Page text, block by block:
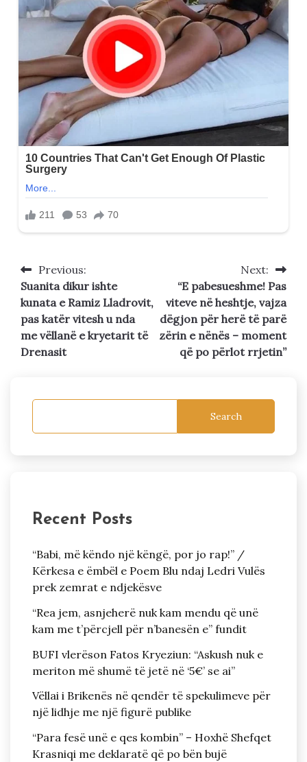
Post
navigation
Previous:
Suanita dikur ishte
kunata e Ramiz Lladrovit,
pas katër vitesh u nda
me vëllanë e kryetarit të
Drenasit
Next:
“E pabesueshme! Pas
viteve në heshtje, vajza
dëgjon për herë të parë
zërin e nënës – moment
që po përlot rrjetin”
Search
Recent Posts
“Babi, më këndo një këngë, por jo rap!” /
Kërkesa e ëmbël e Poem Blu ndaj Ledri Vulës
prek zemrat e ndjekësve
“Rea jem, asnjeherë nuk kam mendu që unë
kam me t’përcjell për n’banesën e” fundit
BUFI vlerëson Fatos Kryeziun: “Askush nuk e
meriton më shumë të jetë në ‘5€’ se ai”
Vëllai i Brikenës në qendër të spekulimeve për
një lidhje me një figurë publike
“Para fesë unë e qes kombin” – Hoxhë Shefqet
Krasniqi me deklaratë që po bën bujë